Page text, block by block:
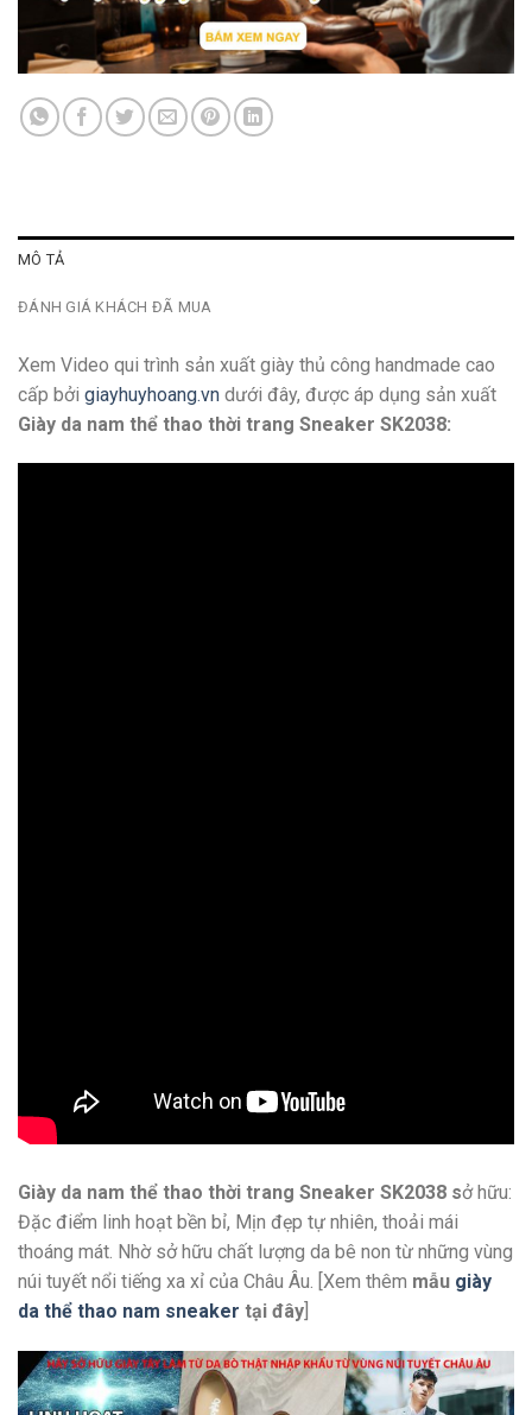
MÔ TẢ
ĐÁNH GIÁ KHÁCH ĐÃ MUA
Xem Video qui trình sản xuất giày thủ công handmade cao
cấp bởi giayhuyhoang.vn dưới đây, được áp dụng sản xuất
Giày da nam thể thao thời trang Sneaker SK2038:
Giày da nam thể thao thời trang Sneaker SK2038 sở hữu:
Đặc điểm linh hoạt bền bỉ, Mịn đẹp tự nhiên, thoải mái
thoáng mát. Nhờ sở hữu chất lượng da bê non từ những vùng
núi tuyết nổi tiếng xa xỉ của Châu Âu. [Xem thêm mẫu giày
da thể thao nam sneaker tại đây